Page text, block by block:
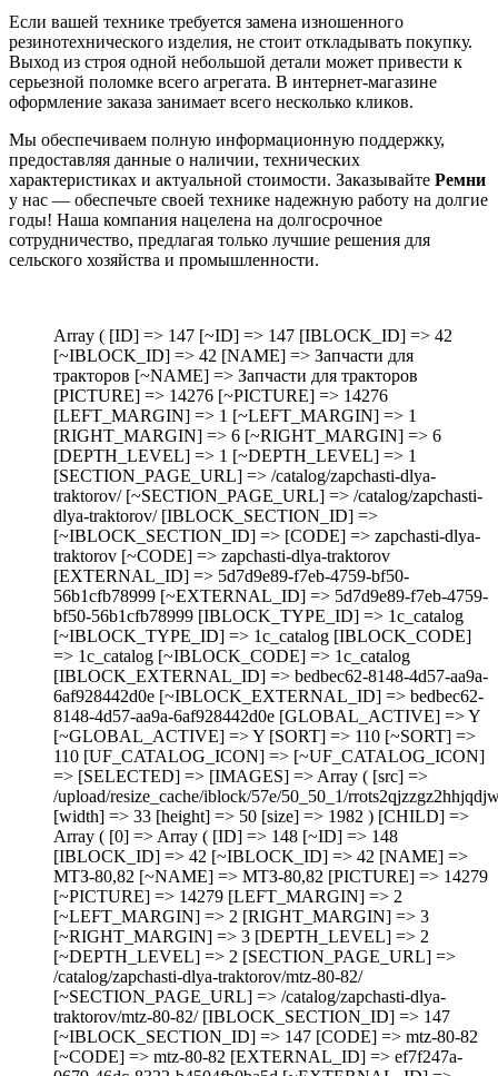
Если вашей технике требуется замена изношенного
резинотехнического изделия, не стоит откладывать покупку.
Выход из строя одной небольшой детали может привести к
серьезной поломке всего агрегата. В интернет-магазине
оформление заказа занимает всего несколько кликов.
Мы обеспечиваем полную информационную поддержку,
предоставляя данные о наличии, технических
характеристиках и актуальной стоимости. Заказывайте Ремни
у нас — обеспечьте своей технике надежную работу на долгие
годы! Наша компания нацелена на долгосрочное
сотрудничество, предлагая только лучшие решения для
сельского хозяйства и промышленности.
Array ( [ID] => 147 [~ID] => 147 [IBLOCK_ID] => 42
[~IBLOCK_ID] => 42 [NAME] => Запчасти для
тракторов [~NAME] => Запчасти для тракторов
[PICTURE] => 14276 [~PICTURE] => 14276
[LEFT_MARGIN] => 1 [~LEFT_MARGIN] => 1
[RIGHT_MARGIN] => 6 [~RIGHT_MARGIN] => 6
[DEPTH_LEVEL] => 1 [~DEPTH_LEVEL] => 1
[SECTION_PAGE_URL] => /catalog/zapchasti-dlya-
traktorov/ [~SECTION_PAGE_URL] => /catalog/zapchasti-
dlya-traktorov/ [IBLOCK_SECTION_ID] =>
[~IBLOCK_SECTION_ID] => [CODE] => zapchasti-dlya-
traktorov [~CODE] => zapchasti-dlya-traktorov
[EXTERNAL_ID] => 5d7d9e89-f7eb-4759-bf50-
56b1cfb78999 [~EXTERNAL_ID] => 5d7d9e89-f7eb-4759-
bf50-56b1cfb78999 [IBLOCK_TYPE_ID] => 1c_catalog
[~IBLOCK_TYPE_ID] => 1c_catalog [IBLOCK_CODE]
=> 1c_catalog [~IBLOCK_CODE] => 1c_catalog
[IBLOCK_EXTERNAL_ID] => bedbec62-8148-4d57-aa9a-
6af928442d0e [~IBLOCK_EXTERNAL_ID] => bedbec62-
8148-4d57-aa9a-6af928442d0e [GLOBAL_ACTIVE] => Y
[~GLOBAL_ACTIVE] => Y [SORT] => 110 [~SORT] =>
110 [UF_CATALOG_ICON] => [~UF_CATALOG_ICON]
=> [SELECTED] => [IMAGES] => Array ( [src] =>
/upload/resize_cache/iblock/57e/50_50_1/
[width] => 33 [height] => 50 [size] => 1982 ) [CHILD] =>
Array ( [0] => Array ( [ID] => 148 [~ID] => 148
[IBLOCK_ID] => 42 [~IBLOCK_ID] => 42 [NAME] =>
МТЗ-80,82 [~NAME] => МТЗ-80,82 [PICTURE] => 14279
[~PICTURE] => 14279 [LEFT_MARGIN] => 2
[~LEFT_MARGIN] => 2 [RIGHT_MARGIN] => 3
[~RIGHT_MARGIN] => 3 [DEPTH_LEVEL] => 2
[~DEPTH_LEVEL] => 2 [SECTION_PAGE_URL] =>
/catalog/zapchasti-dlya-traktorov/mtz-80-82/
[~SECTION_PAGE_URL] => /catalog/zapchasti-dlya-
traktorov/mtz-80-82/ [IBLOCK_SECTION_ID] => 147
[~IBLOCK_SECTION_ID] => 147 [CODE] => mtz-80-82
[~CODE] => mtz-80-82 [EXTERNAL_ID] => ef7f247a-